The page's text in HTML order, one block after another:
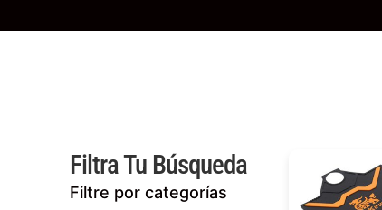
Filtra Tu Búsqueda
Filtre por categorías